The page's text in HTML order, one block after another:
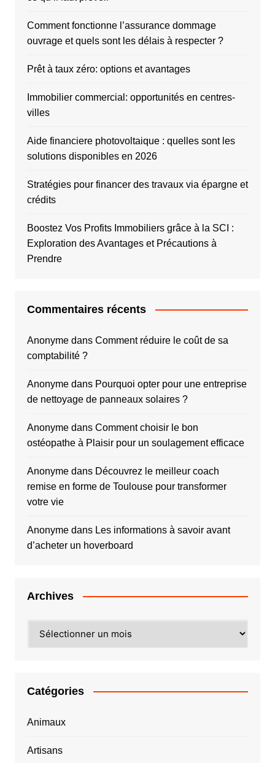
Comment fonctionne l’assurance dommage
ouvrage et quels sont les délais à respecter ?
Prêt à taux zéro: options et avantages
Immobilier commercial: opportunités en centres-
villes
Aide financiere photovoltaique : quelles sont les
solutions disponibles en 2026
Stratégies pour financer des travaux via épargne et
crédits
Boostez Vos Profits Immobiliers grâce à la SCI :
Exploration des Avantages et Précautions à
Prendre
Commentaires récents
Anonymedans Comment réduire le coût de sa
comptabilité ?
Anonymedans Pourquoi opter pour une entreprise
de nettoyage de panneaux solaires ?
Anonymedans Comment choisir le bon
ostéopathe à Plaisir pour un soulagement efficace
Anonymedans Découvrez le meilleur coach
remise en forme de Toulouse pour transformer
votre vie
Anonymedans Les informations à savoir avant
d’acheter un hoverboard
Archives
Catégories
Animaux
Artisans